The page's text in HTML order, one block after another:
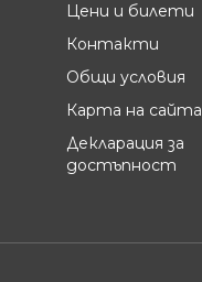
Цени и билети
Контакти
Общи условия
Карта на сайта
Декларация за
достъпност